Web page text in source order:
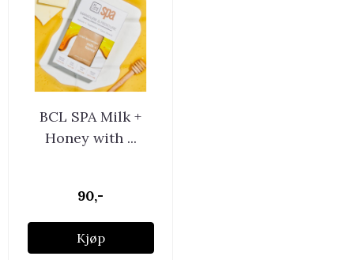
BCL SPA Milk +
Honey with ...
90,-
Kjøp